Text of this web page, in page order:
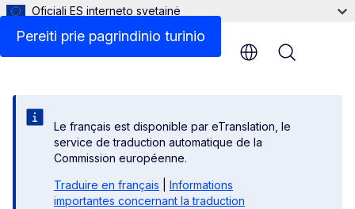
Pereiti prie pagrindinio turinio
Oficiali ES interneto svetainė
Le français est disponible par eTranslation, le
service de traduction automatique de la
Commission européenne.
Traduire en français
Informations
importantes concernant la traduction
Menu